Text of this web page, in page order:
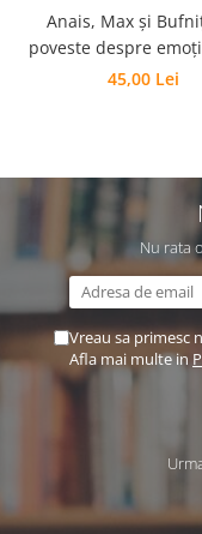
Anais, Max și
poveste despre
și prietenie
45,00 Lei
Nu rata
Vreau sa primesc
Afla mai multe in